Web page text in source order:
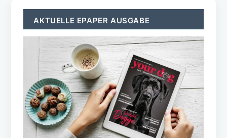
AKTUELLE EPAPER AUSGABE